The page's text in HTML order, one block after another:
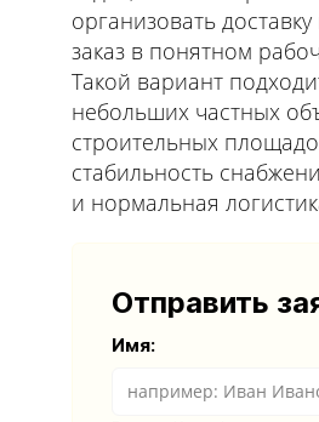
организовать
заказ в понятном
Такой вариант
небольших частных
строительных
стабильность
и нормальная
Отправить
Имя: